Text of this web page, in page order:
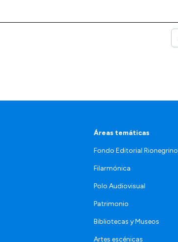
Áreas temáticas
Fondo Editorial Rionegrino
Filarmónica
Polo Audiovisual
Patrimonio
Bibliotecas y Museos
Artes escénicas